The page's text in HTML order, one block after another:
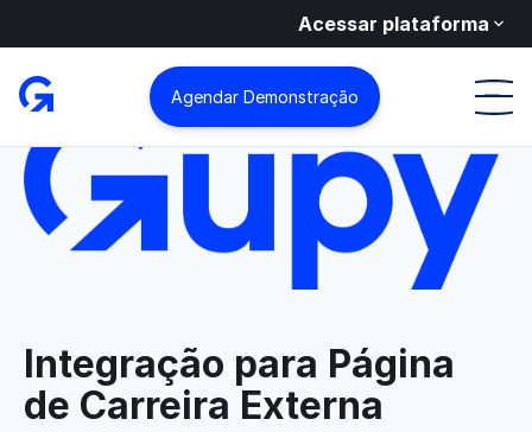
Acessar plataforma
Agendar Demonstração
Integrações Página de Carreira Externa
Integração para Página
de Carreira Externa